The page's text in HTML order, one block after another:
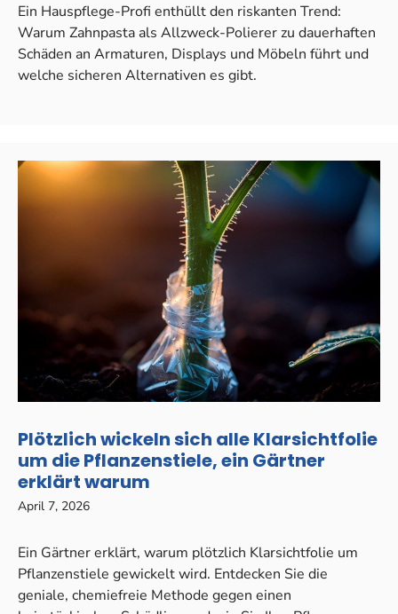
Ein Hauspflege-Profi enthüllt den riskanten Trend:
Warum Zahnpasta als Allzweck-Polierer zu dauerhaften
Schäden an Armaturen, Displays und Möbeln führt und
welche sicheren Alternativen es gibt.
Plötzlich wickeln sich alle Klarsichtfolie
um die Pflanzenstiele, ein Gärtner
erklärt warum
April 7, 2026
Ein Gärtner erklärt, warum plötzlich Klarsichtfolie um
Pflanzenstiele gewickelt wird. Entdecken Sie die
geniale, chemiefreie Methode gegen einen